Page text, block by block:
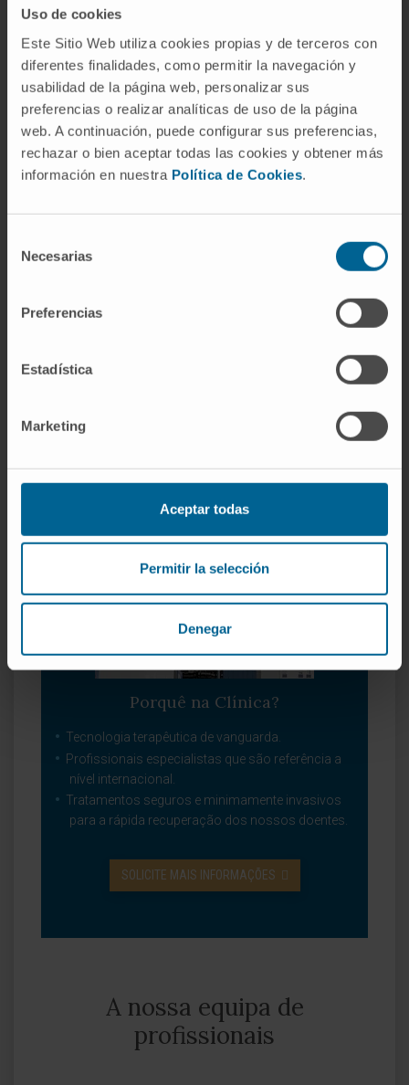
Uso de cookies
Este Sitio Web utiliza cookies propias y de terceros con
diferentes finalidades, como permitir la navegación y
usabilidad de la página web, personalizar sus
preferencias o realizar analíticas de uso de la página
web. A continuación, puede configurar sus preferencias,
rechazar o bien aceptar todas las cookies y obtener más
información en nuestra Política de Cookies.
Necesarias
Preferencias
Estadística
Marketing
Aceptar todas
Permitir la selección
Denegar
em equipa
especializados que trabalham em conjunto para
doentes.
Porquê na Clínica?
Tecnologia terapêutica de vanguarda.
Profissionais especialistas que são referência a
nível internacional.
Tratamentos seguros e minimamente invasivos
para a rápida recuperação dos nossos doentes.
SOLICITE MAIS INFORMAÇÕES
A nossa equipa de
profissionais